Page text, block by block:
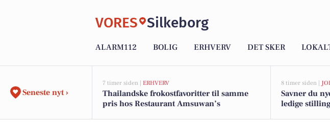
VORES Silkeborg
ALARM112 BOLIG ERHVERV DET SKER
Seneste nyt ›
7 timer siden | ERHVERV
Thailandske frokostfavoritter til samme
pris hos Restaurant Amsuwan’s
8 timer siden |
Savner du
ledige